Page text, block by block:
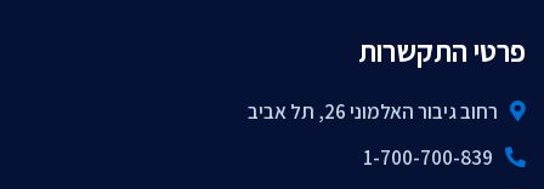
פרטי התקשרות
רחוב גיבור האלמוני 26, תל אביב
1-700-700-839